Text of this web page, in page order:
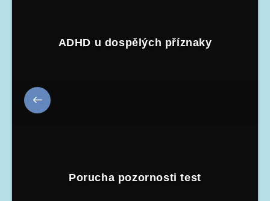
ADHD u dospělých příznaky
Porucha pozornosti test